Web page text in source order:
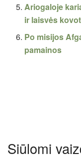
Ariogaloje
ir laisvės
Po misijos
pamainos
Siūlomi